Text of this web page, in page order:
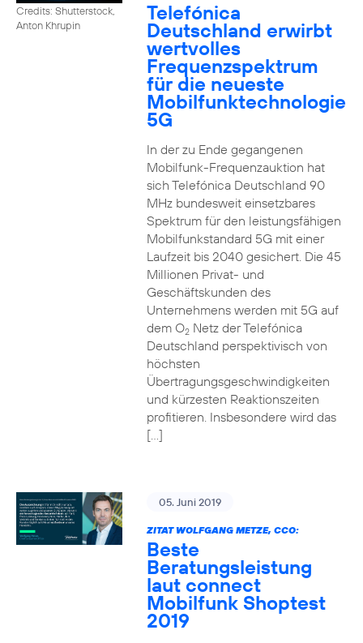
Credits: Shutterstock,
Anton Khrupin
Telefónica
Deutschland erwirbt
wertvolles
Frequenzspektrum
für die neueste
Mobilfunktechnologie
5G
In der zu Ende gegangenen
Mobilfunk-Frequenzauktion hat
sich Telefónica Deutschland 90
MHz bundesweit einsetzbares
Spektrum für den leistungsfähigen
Mobilfunkstandard 5G mit einer
Laufzeit bis 2040 gesichert. Die 45
Millionen Privat- und
Geschäftskunden des
Unternehmens werden mit 5G auf
dem O2Netz der Telefónica
Deutschland perspektivisch von
höchsten
Übertragungsgeschwindigkeiten
und kürzesten Reaktionszeiten
profitieren. Insbesondere wird das
[…]
05. Juni 2019
ZITAT WOLFGANG METZE, CCO:
Beste
Beratungsleistung
laut connect
Mobilfunk Shoptest
2019